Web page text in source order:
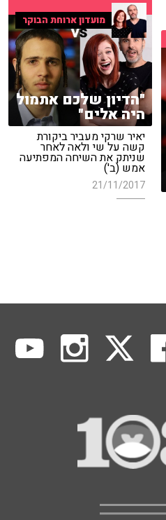
מועדון ארוחת הבוקר
"הדיון שלכם אתמול
היה אלים"
יאיר שרקי מעביר ביקורת
קשה על שי ולאה לאחר
שניתק את השיחה המפתיעה
אמש (ב')
21/11/2017